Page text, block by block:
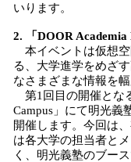
いります。
2. 「DOOR
本イベントは仮想空
る、大学進学をめざ
なさまざまな情報を
第1回目の開催とな
Campus」にて明光義
開催します。今回は
は各大学の担当者と
く、明光義塾のブー